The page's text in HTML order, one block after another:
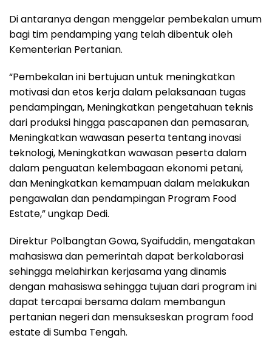
Di antaranya dengan menggelar pembekalan umum
bagi tim pendamping yang telah dibentuk oleh
Kementerian Pertanian.
“Pembekalan ini bertujuan untuk meningkatkan
motivasi dan etos kerja dalam pelaksanaan tugas
pendampingan, Meningkatkan pengetahuan teknis
dari produksi hingga pascapanen dan pemasaran,
Meningkatkan wawasan peserta tentang inovasi
teknologi, Meningkatkan wawasan peserta dalam
dalam penguatan kelembagaan ekonomi petani,
dan Meningkatkan kemampuan dalam melakukan
pengawalan dan pendampingan Program Food
Estate,” ungkap Dedi.
Direktur Polbangtan Gowa, Syaifuddin, mengatakan
mahasiswa dan pemerintah dapat berkolaborasi
sehingga melahirkan kerjasama yang dinamis
dengan mahasiswa sehingga tujuan dari program ini
dapat tercapai bersama dalam membangun
pertanian negeri dan mensukseskan program food
estate di Sumba Tengah.